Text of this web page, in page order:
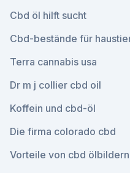
Cbd öl hilft sucht
Cbd-bestände für
Terra cannabis usa
Dr m j collier cbd oil
Koffein und cbd-öl
Die firma colorado cbd
Vorteile von cbd ölbildern